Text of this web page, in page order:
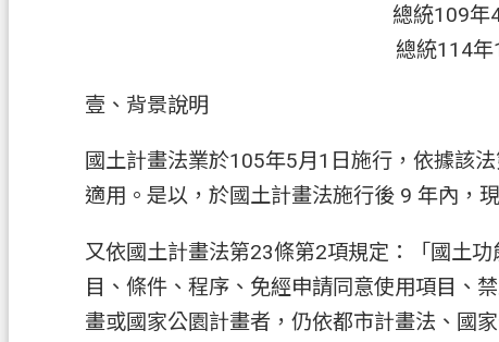
總統109年
總統114
壹、背景說明
國土計畫法業於105年5月1日施行，依據該
適用。是以，於國土計畫法施行後 9 年內，
又依國土計畫法第23條第2項規定：「國土
目、條件、程序、免經申請同意使用項目、
畫或國家公園計畫者，仍依都市計畫法、國